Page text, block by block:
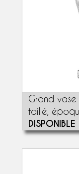
Grand vase
taillé,
DISPONIBLE